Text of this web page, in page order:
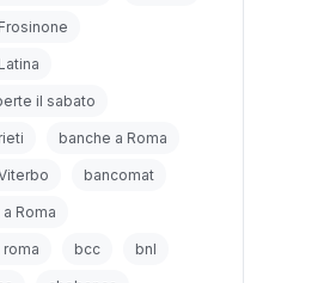
il sabato
banche a Roma
bancomat
Roma
bcc bnl